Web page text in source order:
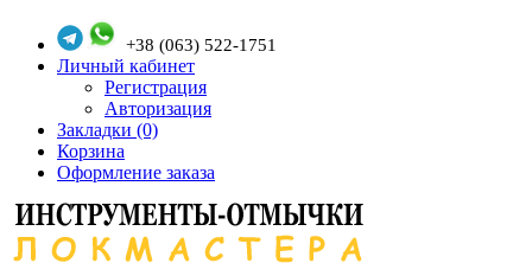
+38 (063) 522-1751
Личный кабинет
Регистрация
Авторизация
Закладки (0)
Корзина
Оформление заказа